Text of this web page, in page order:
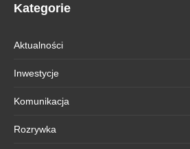
Kategorie
Aktualności
Inwestycje
Komunikacja
Rozrywka